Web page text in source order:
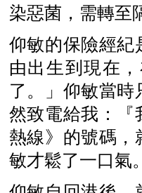
染惡菌，需轉至
仰敏的保險經紀
由出生到現在
了。」仰敏當
然致電給我：『
熱線》的號碼，
敏才鬆了一口氣